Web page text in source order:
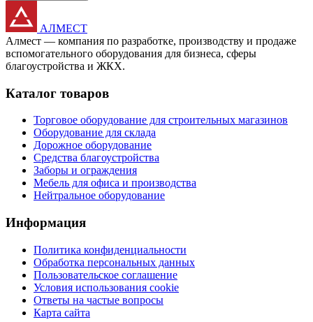
АЛМЕСТ
Алмест — компания по разработке, производству и продаже
вспомогательного оборудования для бизнеса, сферы
благоустройства и ЖКХ.
Каталог товаров
Торговое оборудование для строительных магазинов
Оборудование для склада
Дорожное оборудование
Средства благоустройства
Заборы и ограждения
Мебель для офиса и производства
Нейтральное оборудование
Информация
Политика конфиденциальности
Обработка персональных данных
Пользовательское соглашение
Условия использования cookie
Ответы на частые вопросы
Карта сайта